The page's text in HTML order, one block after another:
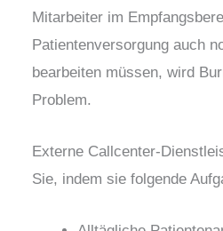
Mitarbeiter im
Patientenversorgung auch
bearbeiten müssen, wird
Problem.
Externe Callcenter-
Sie, indem sie folgende